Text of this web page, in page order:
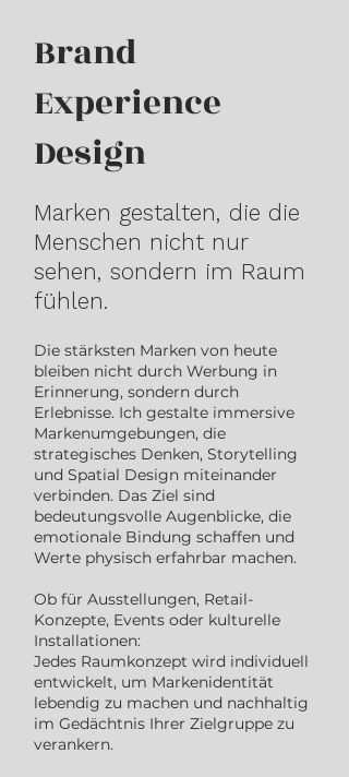
Brand
Experience
Design
Marken gestalten, die die
Menschen nicht nur
sehen, sondern im Raum
fühlen.
Die stärksten Marken von heute
bleiben nicht durch Werbung in
Erinnerung, sondern durch
Erlebnisse. Ich gestalte immersive
Markenumgebungen, die
strategisches Denken, Storytelling
und Spatial Design miteinander
verbinden. Das Ziel sind
bedeutungsvolle Augenblicke, die
emotionale Bindung schaffen und
Werte physisch erfahrbar machen.
Ob für Ausstellungen, Retail-
Konzepte, Events oder kulturelle
Installationen:
Jedes Raumkonzept wird individuell
entwickelt, um Markenidentität
lebendig zu machen und nachhaltig
im Gedächtnis Ihrer Zielgruppe zu
verankern.